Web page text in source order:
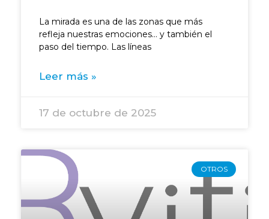
La mirada es una de las zonas que más
refleja nuestras emociones… y también el
paso del tiempo. Las líneas
Leer más »
17 de octubre de 2025
OTROS